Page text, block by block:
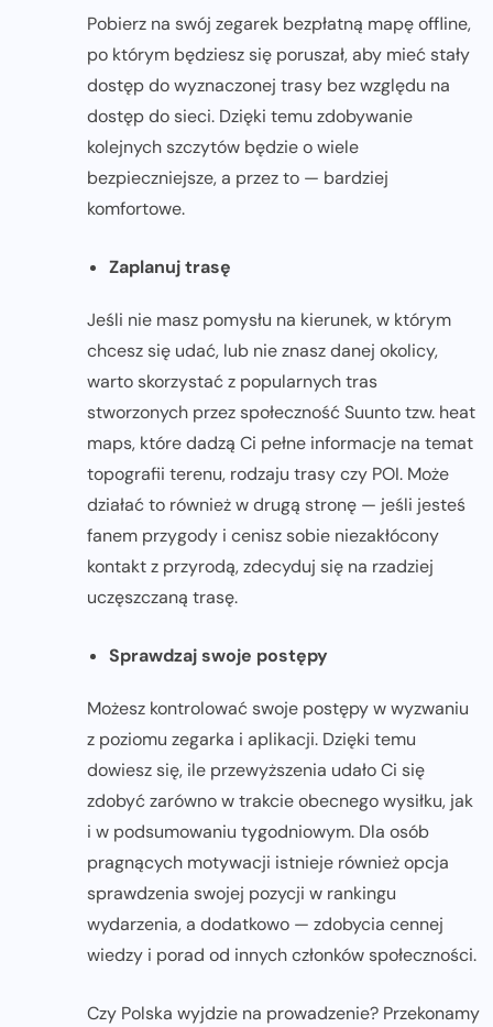
Pobierz na swój zegarek bezpłatną mapę offline,
po którym będziesz się poruszał, aby mieć stały
dostęp do wyznaczonej trasy bez względu na
dostęp do sieci. Dzięki temu zdobywanie
kolejnych szczytów będzie o wiele
bezpieczniejsze, a przez to — bardziej
komfortowe.
Zaplanuj trasę
Jeśli nie masz pomysłu na kierunek, w którym
chcesz się udać, lub nie znasz danej okolicy,
warto skorzystać z popularnych tras
stworzonych przez społeczność Suunto tzw. heat
maps, które dadzą Ci pełne informacje na temat
topografii terenu, rodzaju trasy czy POI. Może
działać to również w drugą stronę — jeśli jesteś
fanem przygody i cenisz sobie niezakłócony
kontakt z przyrodą, zdecyduj się na rzadziej
uczęszczaną trasę.
Sprawdzaj swoje postępy
Możesz kontrolować swoje postępy w wyzwaniu
z poziomu zegarka i aplikacji. Dzięki temu
dowiesz się, ile przewyższenia udało Ci się
zdobyć zarówno w trakcie obecnego wysiłku, jak
i w podsumowaniu tygodniowym. Dla osób
pragnących motywacji istnieje również opcja
sprawdzenia swojej pozycji w rankingu
wydarzenia, a dodatkowo — zdobycia cennej
wiedzy i porad od innych członków społeczności.
Czy Polska wyjdzie na prowadzenie? Przekonamy